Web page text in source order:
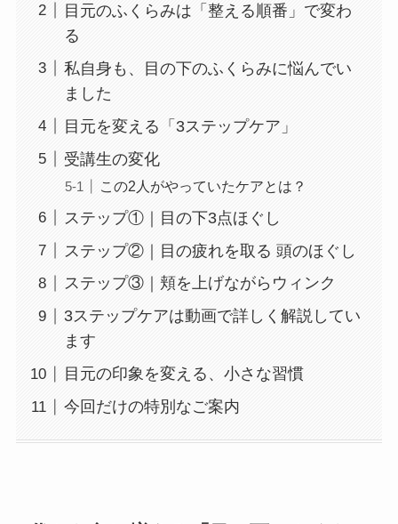
目元のふくらみは「整える順番」で変わ
る
私自身も、目の下のふくらみに悩んでい
ました
目元を変える「3ステップケア」
受講生の変化
この2人がやっていたケアとは？
ステップ①｜目の下3点ほぐし
ステップ②｜目の疲れを取る 頭のほぐし
ステップ③｜頬を上げながらウィンク
3ステップケアは動画で詳しく解説してい
ます
目元の印象を変える、小さな習慣
今回だけの特別なご案内